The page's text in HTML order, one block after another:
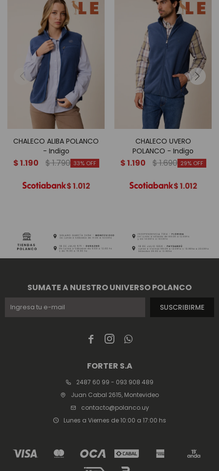
CHALECO ALIBA POLANCO
- Indigo
$1.190 $1.790 33
$1.012
CHALECO UVERO
POLANCO - Indigo
$1.190 $1.690 29
$1.012
  
FORTER S.A
2487 60 99 - 093 908 489
Juan Cabal 2615, Montevideo
contacto@polanco.uy
Lunes a Viernes de 10:00 a 17:00 hs
SUMATE A NUESTRO UNIVERSO POLANCO
SUSCRIBIRME